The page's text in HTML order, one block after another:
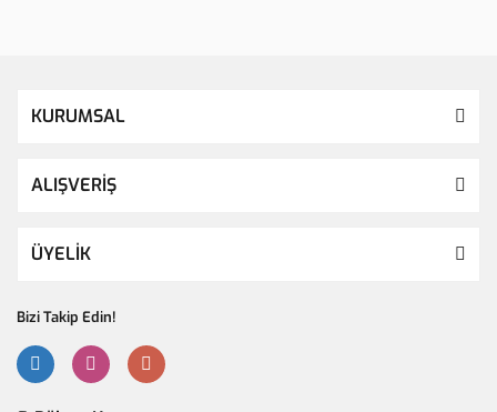
KURUMSAL
ALIŞVERİŞ
ÜYELİK
Bizi Takip Edin!